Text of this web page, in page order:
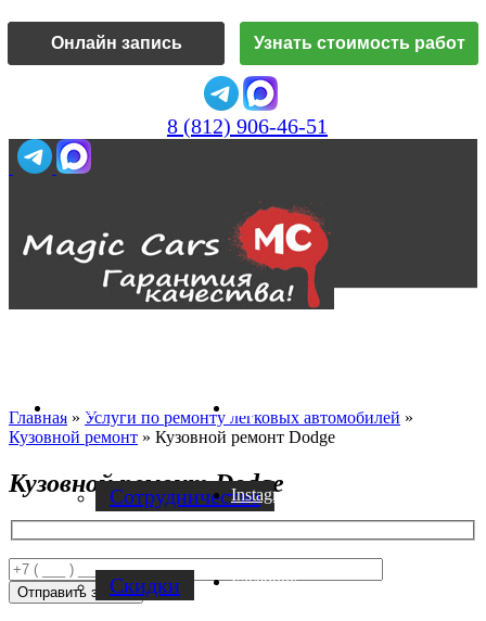
Онлайн запись Узнать стоимость работ
8 (812) 906-46-51
О нас
Cотрудничество
Скидки
Instagram
Facebook
Главная » Услуги по ремонту легковых автомобилей »
Кузовной ремонт » Кузовной ремонт Dodge
Кузовной ремонт Dodge